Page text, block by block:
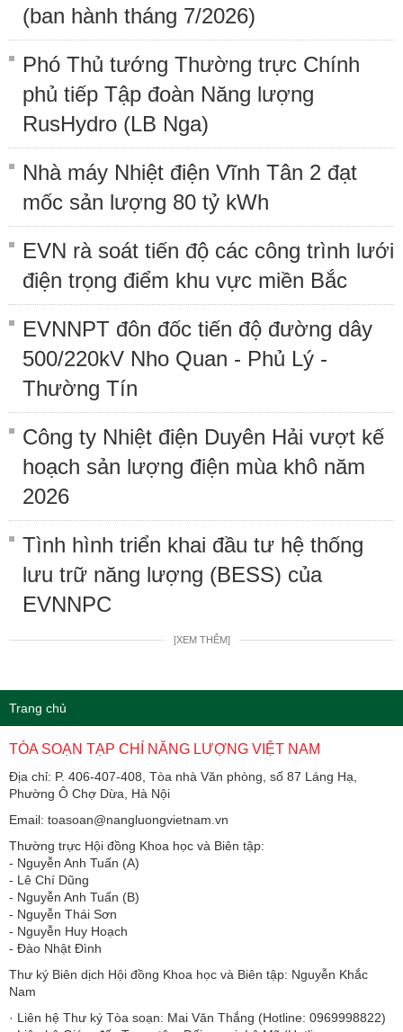
(ban hành tháng 7/2026)
Phó Thủ tướng Thường trực Chính
phủ tiếp Tập đoàn Năng lượng
RusHydro (LB Nga)
Nhà máy Nhiệt điện Vĩnh Tân 2 đạt
mốc sản lượng 80 tỷ kWh
EVN rà soát tiến độ các công trình lưới
điện trọng điểm khu vực miền Bắc
EVNNPT đôn đốc tiến độ đường dây
500/220kV Nho Quan - Phủ Lý -
Thường Tín
Công ty Nhiệt điện Duyên Hải vượt kế
hoạch sản lượng điện mùa khô năm
2026
Tình hình triển khai đầu tư hệ thống
lưu trữ năng lượng (BESS) của
EVNNPC
[XEM THÊM]
Trang chủ
TÒA SOẠN TẠP CHÍ NĂNG LƯỢNG VIỆT NAM
Địa chỉ: P. 406-407-408, Tòa nhà Văn phòng, số 87 Láng Hạ,
Phường Ô Chợ Dừa, Hà Nội
Email: toasoan@nangluongvietnam.vn
Thường trực Hội đồng Khoa học và Biên tập:
​​​​​​- Nguyễn Anh Tuấn (A)
- Lê Chí Dũng
- Nguyễn Anh Tuấn (B)
- Nguyễn Thái Sơn
- Nguyễn Huy Hoạch
- Đào Nhật Đình
Thư ký Biên dịch Hội đồng Khoa học và Biên tập: Nguyễn Khắc
Nam
· Liên hệ Thư ký Tòa soạn: Mai Văn Thắng (Hotline: 0969998822)